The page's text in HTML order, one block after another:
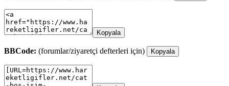
Kopyala
BBCode: (forumlar/ziyaretçi defterleri için) Kopyala